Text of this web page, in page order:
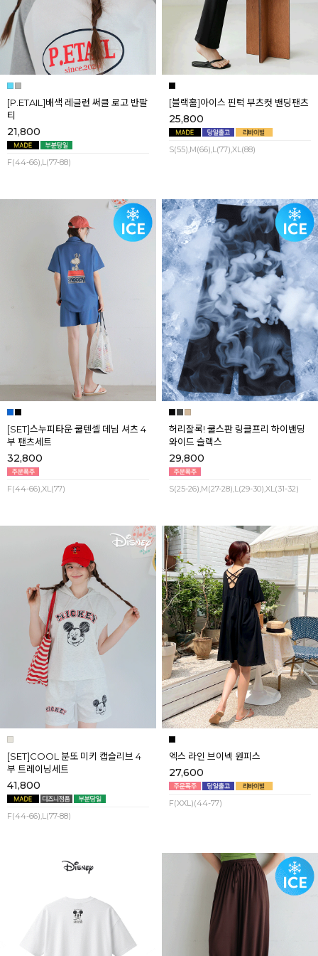
[P.ETAIL]배색 레글런 써클 로고 반팔
티
21,800
F(44-66),L(77-88)
[블랙홀]아이스 핀턱 부츠컷 밴딩팬츠
25,800
S(55),M(66),L(77),XL(88)
[SET]스누피타운 쿨텐셀 데님 셔츠 4
부 팬츠세트
32,800
F(44-66),XL(77)
허리잘록! 쿨스판 링클프리 하이밴딩
와이드 슬랙스
29,800
S(25-26),M(27-28),L(29-30),XL(31-32)
[SET]COOL 분또 미키 캡슬리브 4
부 트레이닝세트
41,800
F(44-66),L(77-88)
엑스 라인 브이넥 원피스
27,600
F(XXL)(44-77)